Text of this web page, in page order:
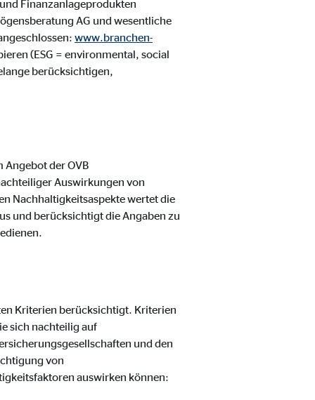
Finanzanlageprodukten
AG und wesentliche
www.branchen-
(ESG = environmental, social
berücksichtigen,
der OVB
Auswirkungen von
Nachhaltigkeitsaspekte wertet die
und berücksichtigt die Angaben zu
Kriterien berücksichtigt. Kriterien
sich nachteilig auf
und den
von
auswirken können: